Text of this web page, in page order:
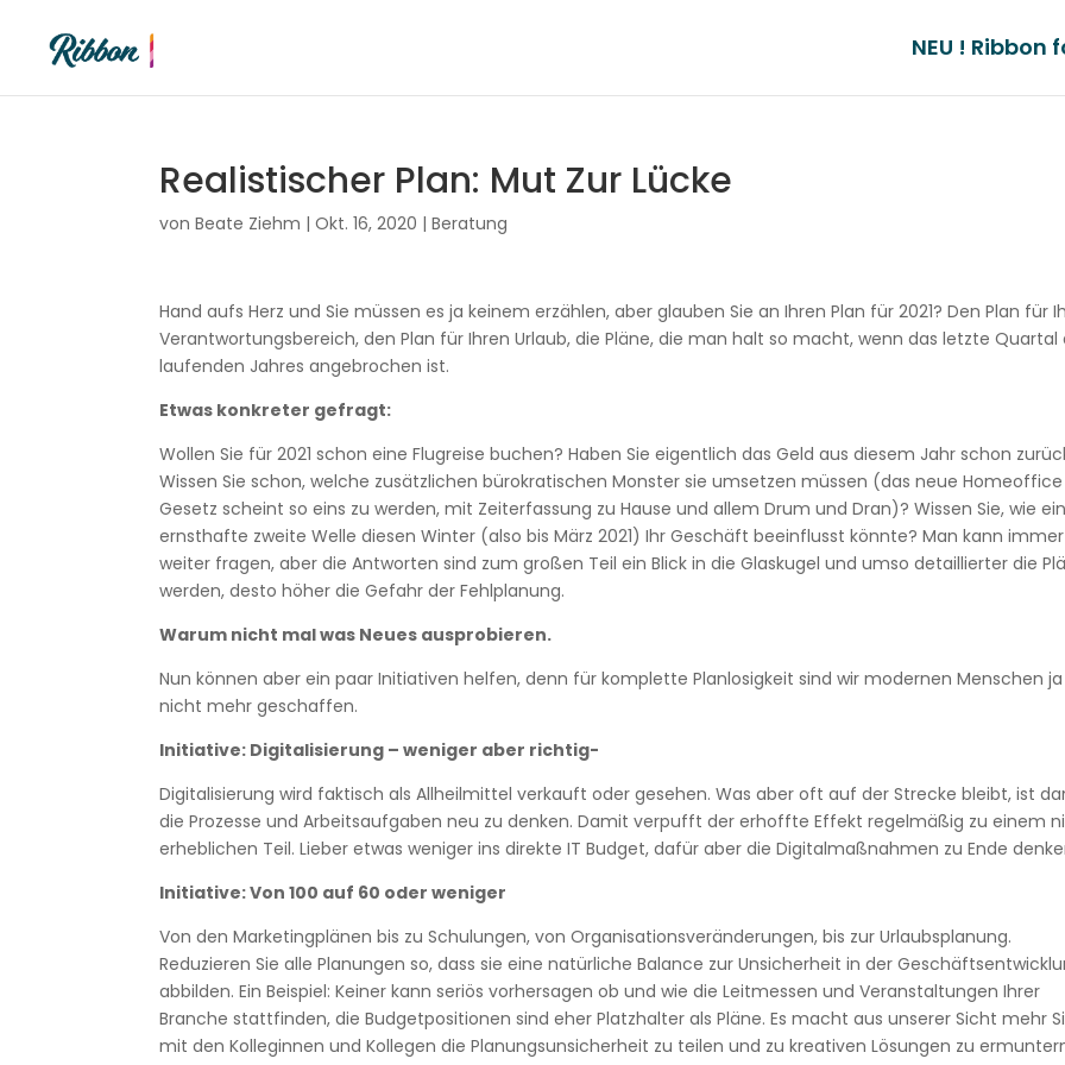
NEU ! Ribbon
Realistischer Plan: Mut Zur Lücke
vonBeate Ziehm |Okt. 16, 2020 |Beratung
Hand aufs Herz und Sie müssen es ja keinem erzählen, aber glauben Sie an Ihren Plan für 2021? Den Plan für
Verantwortungsbereich, den Plan für Ihren Urlaub, die Pläne, die man halt so macht, wenn das letzte Quartal
laufenden Jahres angebrochen ist.
Etwas konkreter gefragt:
Wollen Sie für 2021 schon eine Flugreise buchen? Haben Sie eigentlich das Geld aus diesem Jahr schon
Wissen Sie schon, welche zusätzlichen bürokratischen Monster sie umsetzen müssen (das neue Homeoffice
Gesetz scheint so eins zu werden, mit Zeiterfassung zu Hause und allem Drum und Dran)? Wissen Sie, wie
ernsthafte zweite Welle diesen Winter (also bis März 2021) Ihr Geschäft beeinflusst könnte? Man kann
weiter fragen, aber die Antworten sind zum großen Teil ein Blick in die Glaskugel und umso detaillierter die
werden, desto höher die Gefahr der Fehlplanung.
Warum nicht mal was Neues ausprobieren.
Nun können aber ein paar Initiativen helfen, denn für komplette Planlosigkeit sind wir modernen Menschen ja
nicht mehr geschaffen.
Initiative: Digitalisierung – weniger aber richtig-
Digitalisierung wird faktisch als Allheilmittel verkauft oder gesehen. Was aber oft auf der Strecke bleibt, ist
die Prozesse und Arbeitsaufgaben neu zu denken. Damit verpufft der erhoffte Effekt regelmäßig zu einem
erheblichen Teil. Lieber etwas weniger ins direkte IT Budget, dafür aber die Digitalmaßnahmen zu Ende
Initiative: Von 100 auf 60 oder weniger
Von den Marketingplänen bis zu Schulungen, von Organisationsveränderungen, bis zur Urlaubsplanung.
Reduzieren Sie alle Planungen so, dass sie eine natürliche Balance zur Unsicherheit in der
abbilden. Ein Beispiel: Keiner kann seriös vorhersagen ob und wie die Leitmessen und Veranstaltungen Ihrer
Branche stattfinden, die Budgetpositionen sind eher Platzhalter als Pläne. Es macht aus unserer Sicht mehr
mit den Kolleginnen und Kollegen die Planungsunsicherheit zu teilen und zu kreativen Lösungen zu